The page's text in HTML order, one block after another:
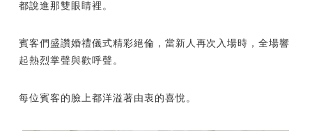
都說進那雙眼睛裡。
賓客們盛讚婚禮儀式精彩絕倫，當新人再次入場時，全場響
起熱烈掌聲與歡呼聲。
每位賓客的臉上都洋溢著由衷的喜悅。